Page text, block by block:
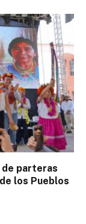
de parteras
los Pueblos